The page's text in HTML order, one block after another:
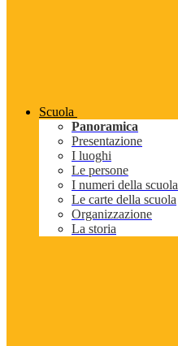
Scuola
Panoramica
Presentazione
I luoghi
Le persone
I numeri della scuola
Le carte della scuola
Organizzazione
La storia